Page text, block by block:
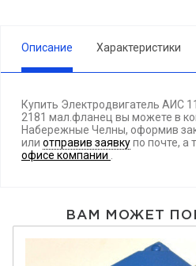
Описание Характеристики
Купить Электродвигатель АИС
2181 мал.фланец вы можете в
Набережные Челны, оформив
или отправив заявкупо почте, а
офисе компании
ВАМ МОЖЕТ